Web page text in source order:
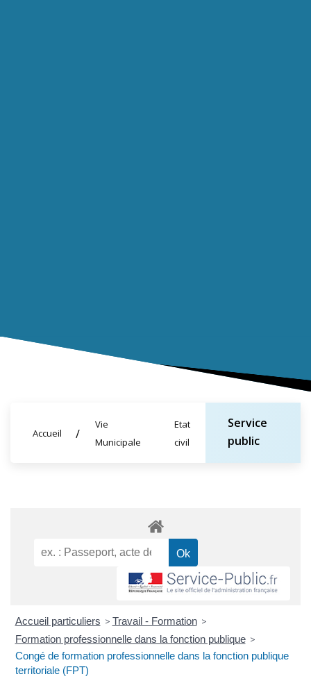
Accueil
Vie
Municipale
Etat
civil
Service
public
Accueil particuliers > Travail - Formation >
Formation professionnelle dans la fonction publique >
Congé de formation professionnelle dans la fonction publique
territoriale (FPT)